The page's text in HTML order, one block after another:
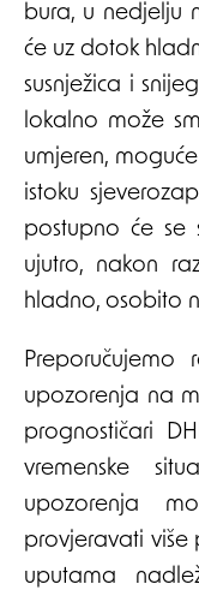
bura, u nedjelju
će uz dotok
susnježica i
lokalno može
umjeren,
istoku
postupno će se
ujutro, nakon
hladno, osobito
upozorenja na
prognostičari
vremenske
upozorenja
provjeravati više
uputama